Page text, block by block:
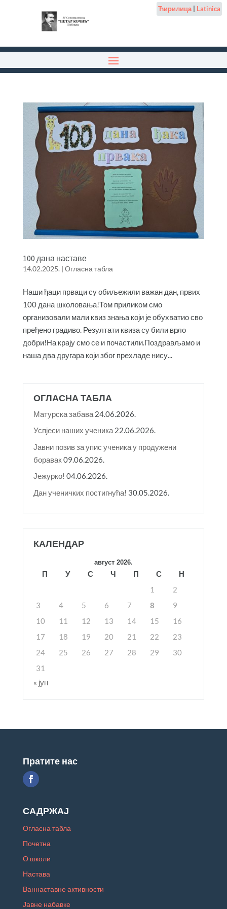
Ћирилица| Latinica
100 дана наставе
14.02.2025. | Огласна табла
Наши ђаци прваци су обиљежили важан дан, првих
100 дана школовања!Том приликом смо
организовали мали квиз знања који је обухватио сво
пређено градиво. Резултати квиза су били врло
добри!На крају смо се и почастили.Поздрављамо и
наша два другара који због прехладе нису...
ОГЛАСНА ТАБЛА
Матурска забава 24.06.2026.
Успјеси наших ученика 22.06.2026.
Јавни позив за упис ученика у продужени
боравак09.06.2026.
Јежурко! 04.06.2026.
Дан ученичких постигнућа! 30.05.2026.
КАЛЕНДАР
август 2026.
П У С Ч П С
Н
1
2
3
4 5 6 7 8
9
10
11 12 13 14 15
16
17
18 19 20 21 22
23
24
25 26 27 28 29
30
31
« јун
Пратите нас
САДРЖАЈ
Огласна табла
Почетна
О школи
Настава
Ваннаставне активности
Јавне набавке